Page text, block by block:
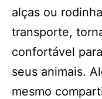
alças ou
transporte,
confortável
seus animais.
mesmo